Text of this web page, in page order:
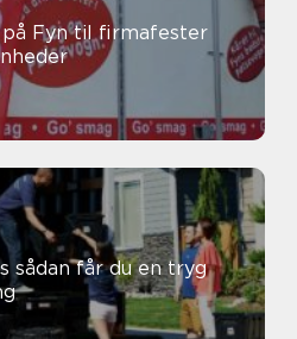
på Fyn til firmafester